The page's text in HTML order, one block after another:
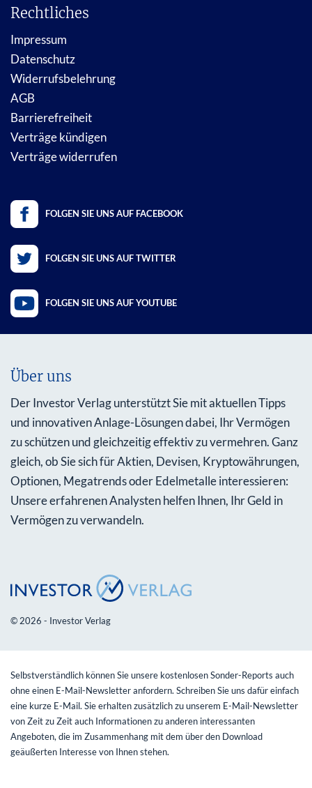
Rechtliches
Impressum
Datenschutz
Widerrufsbelehrung
AGB
Barrierefreiheit
Verträge kündigen
Verträge widerrufen
FOLGEN SIE UNS AUF FACEBOOK
FOLGEN SIE UNS AUF TWITTER
FOLGEN SIE UNS AUF YOUTUBE
Über uns
Der Investor Verlag unterstützt Sie mit aktuellen Tipps
und innovativen Anlage-Lösungen dabei, Ihr Vermögen
zu schützen und gleichzeitig effektiv zu vermehren. Ganz
gleich, ob Sie sich für Aktien, Devisen, Kryptowährungen,
Optionen, Megatrends oder Edelmetalle interessieren:
Unsere erfahrenen Analysten helfen Ihnen, Ihr Geld in
Vermögen zu verwandeln.
© 2026 - Investor Verlag
Selbstverständlich können Sie unsere kostenlosen Sonder-Reports auch
ohne einen E-Mail-Newsletter anfordern. Schreiben Sie uns dafür einfach
eine kurze E-Mail. Sie erhalten zusätzlich zu unserem E-Mail-Newsletter
von Zeit zu Zeit auch Informationen zu anderen interessanten
Angeboten, die im Zusammenhang mit dem über den Download
geäußerten Interesse von Ihnen stehen.